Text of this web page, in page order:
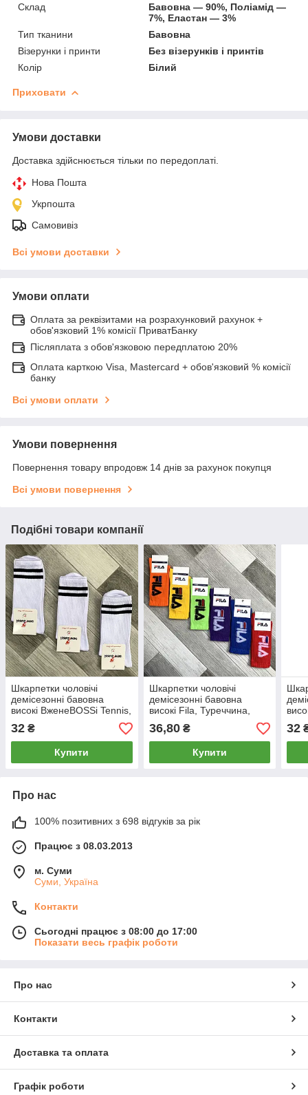
Склад
Бавовна — 90%, Поліамід —
7%, Еластан — 3%
Тип тканини
Бавовна
Візерунки і принти
Без візерунків і принтів
Колір
Білий
Приховати
Умови доставки
Доставка здійснюється тільки по передоплаті.
Нова Пошта
Укрпошта
Самовивіз
Всі умови доставки
Умови оплати
Оплата за реквізитами на розрахунковий рахунок +
обов'язковий 1% комісії ПриватБанку
Післяплата з обов'язковою передплатою 20%
Оплата карткою Visa, Mastercard + обов'язковий % комісії
банку
Всі умови оплати
Умови повернення
Повернення товару впродовж 14 днів за рахунок покупця
Всі умови повернення
Подібні товари компанії
Шкарпетки чоловічі
демісезонні бавовна
високі ВженеBOSSi Tennis,
розмір 25 (39-40), білі,
011040
32 ₴
Купити
Шкарпетки чоловічі
демісезонні бавовна
високі Fila, Туреччина,
розмір 41-45, асорті,
04533
36,80₴
Купити
32
Про нас
100% позитивних з 698 відгуків за рік
Працює з 08.03.2013
м. Суми
Суми, Україна
Контакти
Сьогодні працює з 08:00 до 17:00
Показати весь графік роботи
Про нас
Контакти
Доставка та оплата
Графік роботи